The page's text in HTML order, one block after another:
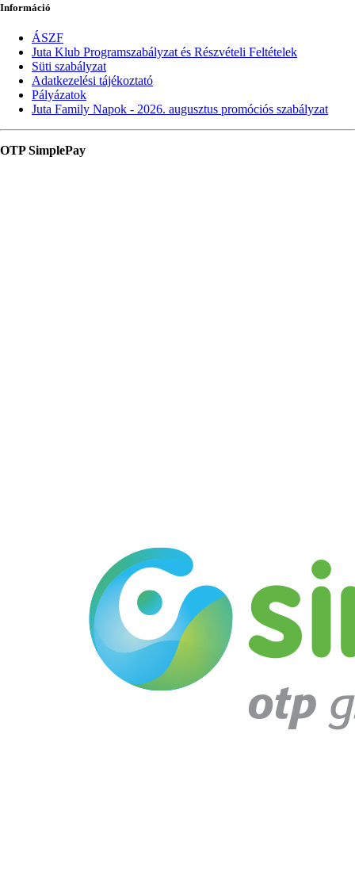
Információ
ÁSZF
Juta Klub Programszabályzat és Részvételi Feltételek
Süti szabályzat
Adatkezelési tájékoztató
Pályázatok
Juta Family Napok - 2026. augusztus promóciós szabályzat
OTP SimplePay